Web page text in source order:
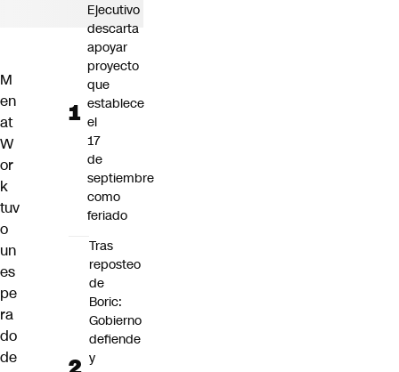
M
en
at
W
or
k
tuv
o
un
es
pe
ra
do
de
Ejecutivo
descarta
apoyar
proyecto
que
establece
el
17
de
septiembre
como
feriado
Tras
reposteo
de
Boric:
Gobierno
defiende
y